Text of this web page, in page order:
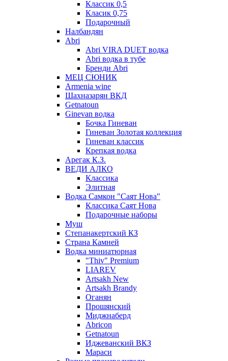
Классик 0,5
Класик 0,75
Подарочный
Налбандян
Abri
Abri VIRA DUET водка
Abri водка в тубе
Бренди Abri
МЕЦ СЮНИК
Armenia wine
Шахназарян ВКД
Getnatoun
Ginevan водка
Бочка Гиневан
Гиневан Золотая коллекция
Гиневан классик
Крепкая водка
Арегак К.З.
ВЕДИ АЛКО
Классика
Элитная
Водка Самкон "Саят Нова"
Классика Саят Нова
Подарочные наборы
Муш
Степанакертский КЗ
Страна Камней
Водка миниатюрная
"Thiv" Premium
LIAREV
Artsakh New
Artsakh Brandy
Оганян
Прошянский
Миджнаберд
Abricon
Getnatoun
Иджеванский ВКЗ
Мараси